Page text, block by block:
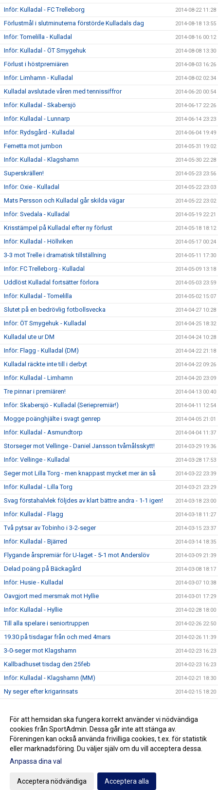
Inför: Kulladal - FC Trelleborg 2014-08-22 11:28
Förlustmål i slutminuterna förstörde Kulladals dag 2014-08-18 13:55
Inför: Tomelilla - Kulladal 2014-08-16 00:12
Inför: Kulladal - ÖT Smygehuk 2014-08-08 13:30
Förlust i höstpremiären 2014-08-03 16:26
Inför: Limhamn - Kulladal 2014-08-02 02:34
Kulladal avslutade våren med tennissiffror 2014-06-20 00:54
Inför: Kulladal - Skabersjö 2014-06-17 22:26
Inför: Kulladal - Lunnarp 2014-06-14 23:23
Inför: Rydsgård - Kulladal 2014-06-04 19:49
Femetta mot jumbon 2014-05-31 19:02
Inför: Kulladal - Klagshamn 2014-05-30 22:28
Superskrällen! 2014-05-23 23:56
Inför: Oxie - Kulladal 2014-05-22 23:03
Mats Persson och Kulladal går skilda vägar 2014-05-22 23:02
Inför: Svedala - Kulladal 2014-05-19 22:21
Krisstämpel på Kulladal efter ny förlust 2014-05-18 18:12
Inför: Kulladal - Höllviken 2014-05-17 00:24
3-3 mot Trelle i dramatisk tillställning 2014-05-11 17:30
Inför: FC Trelleborg - Kulladal 2014-05-09 13:18
Uddlöst Kulladal fortsätter förlora 2014-05-03 23:59
Inför: Kulladal - Tomelilla 2014-05-02 15:07
Slutet på en bedrövlig fotbollsvecka 2014-04-27 10:28
Inför: ÖT Smygehuk - Kulladal 2014-04-25 18:32
Kulladal ute ur DM 2014-04-24 10:28
Inför: Flagg - Kulladal (DM) 2014-04-22 21:18
Kulladal räckte inte till i derbyt 2014-04-22 09:26
Inför: Kulladal - Limhamn 2014-04-20 23:09
Tre pinnar i premiären! 2014-04-13 00:40
Inför: Skabersjö - Kulladal (Seriepremiär!) 2014-04-11 12:54
Mogge poänghjälte i svagt genrep 2014-04-05 21:01
Inför: Kulladal - Asmundtorp 2014-04-04 11:37
Storseger mot Vellinge - Daniel Jansson tvåmålsskytt! 2014-03-29 19:36
Inför: Vellinge - Kulladal 2014-03-28 17:53
Seger mot Lilla Torg - men knappast mycket mer än så 2014-03-22 23:39
Inför: Kulladal - Lilla Torg 2014-03-21 23:29
Svag förstahalvlek följdes av klart bättre andra - 1-1 igen! 2014-03-18 23:00
Inför: Kulladal - Flagg 2014-03-18 11:27
Två pytsar av Tobinho i 3-2-seger 2014-03-15 23:37
Inför: Kulladal - Bjärred 2014-03-14 18:35
Flygande årspremiär för U-laget - 5-1 mot Anderslöv 2014-03-09 21:39
Delad poäng på Bäckagård 2014-03-08 18:17
Inför: Husie - Kulladal 2014-03-07 10:38
Oavgjort med mersmak mot Hyllie 2014-03-01 17:29
Inför: Kulladal - Hyllie 2014-02-28 18:00
Till alla spelare i seniortruppen 2014-02-26 22:50
19.30 på tisdagar från och med 4mars 2014-02-26 11:39
3-0-seger mot Klagshamn 2014-02-23 16:23
Kallbadhuset tisdag den 25feb 2014-02-23 16:23
Inför: Kulladal - Klagshamn (MM) 2014-02-21 18:30
Ny seger efter krigarinsats 2014-02-15 18:20
Seger i Oxie - Hoppet om MM-avancemang lever 2014-02-08 00:04
Välkommen till vår nya Hemsida 2014-02-03 12:59
Gå till Webbversion
För att hemsidan ska fungera korrekt använder vi nödvändiga
cookies från SportAdmin. Dessa går inte att stänga av.
Föreningen kan också använda frivilliga cookies, t.ex. för statistik
eller marknadsföring. Du väljer själv om du vill acceptera dessa.
Anpassa dina val
Acceptera nödvändiga Acceptera alla